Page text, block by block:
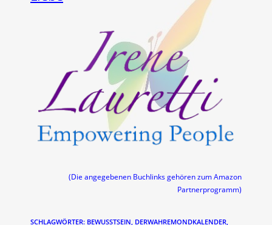
(Die angegebenen Buchlinks gehören zum Amazon
Partnerprogramm)
SCHLAGWÖRTER: BEWUSSTSEIN, DERWAHREMONDKALENDER,